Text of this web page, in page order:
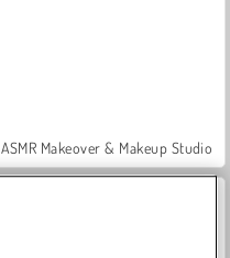
ASMR Makeover & Makeup Studio